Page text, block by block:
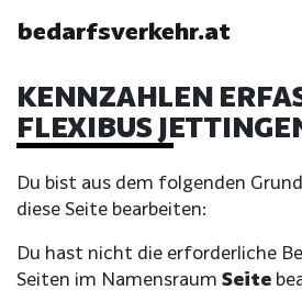
bedarfsverkehr.at
KENNZAHLEN
FLEXIBUS
Du bist aus dem folgenden
diese Seite bearbeiten:
Du hast nicht die erforderliche
Seiten im Namensraum Seite